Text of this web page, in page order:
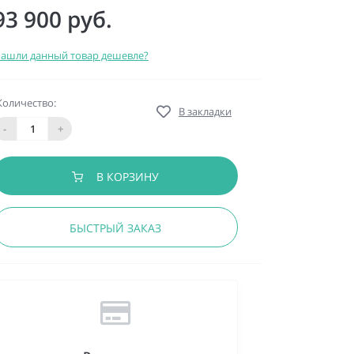
900 руб.
данный товар дешевле?
-
+
В закладки
В КОРЗИНУ
БЫСТРЫЙ ЗАКАЗ